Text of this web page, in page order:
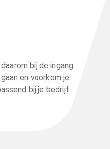
bij de ingang
en voorkom je
bij je bedrijf.